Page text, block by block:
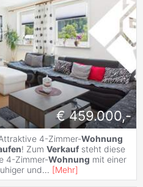
€ 459.000,-
4-Zimmer-Wohnung
! Zum Verkauf steht diese
4-Zimmer-Wohnung mit einer
und... [Mehr]